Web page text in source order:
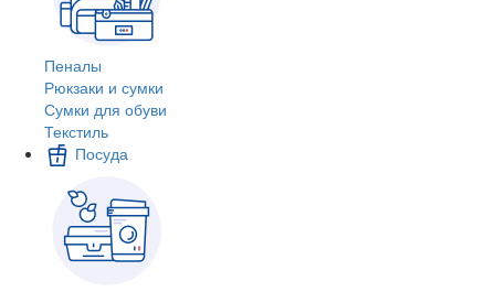
Пеналы
Рюкзаки и сумки
Сумки для обуви
Текстиль
Посуда